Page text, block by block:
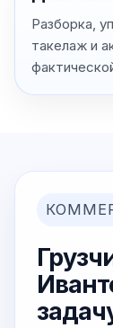
Разборка,
такелаж и